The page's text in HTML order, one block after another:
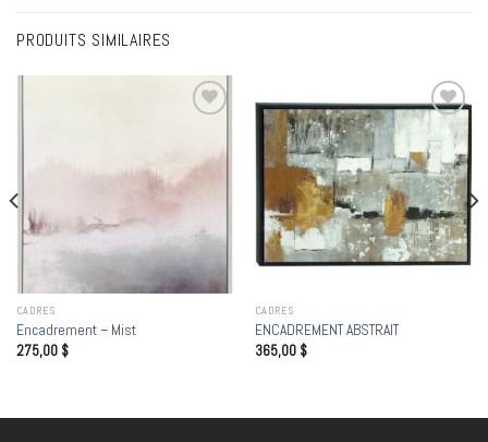
PRODUITS SIMILAIRES
CADRES
Encadrement – Mist
275,00 $
Add to
wishlist
CADRES
ENCADREMENT ABSTRAIT
365,00 $